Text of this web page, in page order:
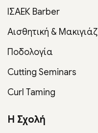
ΙΣΑΕΚ Barber
Αισθητική & Μακιγιάζ
Ποδολογία
Cutting Seminars
Curl Taming
Η Σχολή